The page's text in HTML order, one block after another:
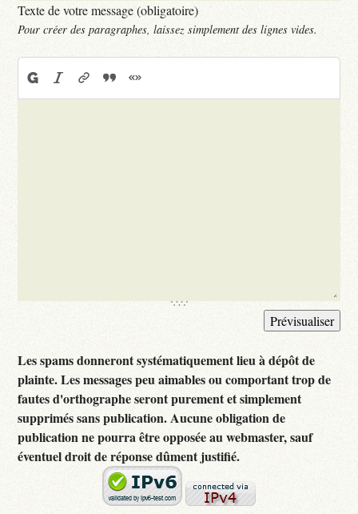
Texte de votre message (obligatoire)
Pour créer des paragraphes, laissez simplement des lignes vides.
Les spams donneront systématiquement lieu à dépôt de
plainte. Les messages peu aimables ou comportant trop de
fautes d'orthographe seront purement et simplement
supprimés sans publication. Aucune obligation de
publication ne pourra être opposée au webmaster, sauf
éventuel droit de réponse dûment justifié.